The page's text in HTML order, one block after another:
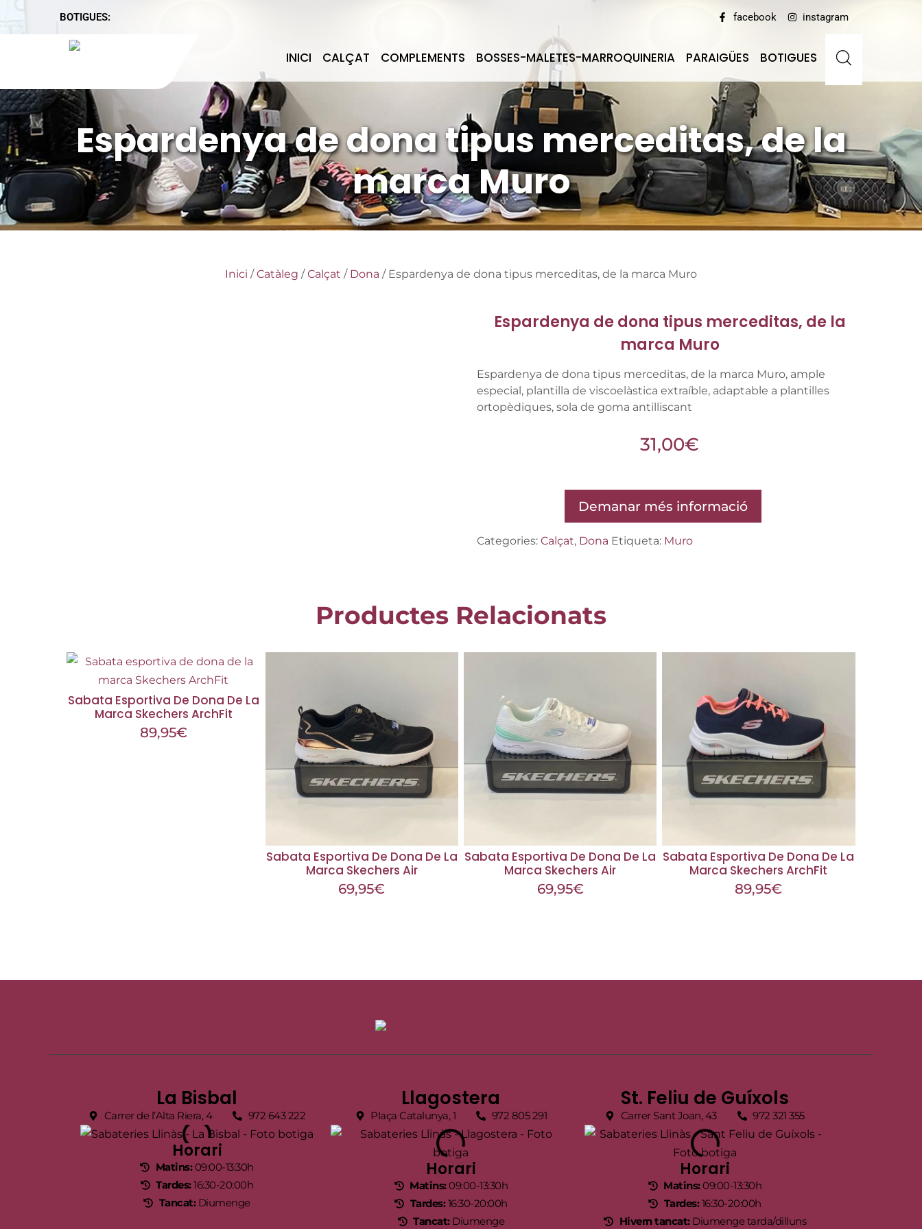
BOTIGUES: facebook instagram
INICI CALÇAT COMPLEMENTS BOSSES-MALETES-MARROQUINERIA PARAIGÜES BOTIGUES
Espardenya de dona tipus merceditas, de la
marca Muro
Inici /Catàleg /Calçat / Dona / Espardenya de dona tipus merceditas, de la marca Muro
Espardenya de dona tipus merceditas, de la
marca Muro
Espardenya de dona tipus merceditas, de la marca Muro, ample
especial, plantilla de viscoelàstica extraíble, adaptable a plantilles
ortopèdiques, sola de goma antilliscant
31,00€
Demanar més informació
Categories:Calçat, Dona Etiqueta: Muro
Productes Relacionats
Sabata Esportiva De Dona De La
Marca Skechers ArchFit
89,95€
Sabata Esportiva De Dona De La
Marca Skechers Air
69,95€
Sabata Esportiva De Dona De La
Marca Skechers Air
69,95€
Sabata Esportiva De Dona De La
Marca Skechers ArchFit
89,95€
La Bisbal
Carrer de l’Alta Riera, 4 972 643 222
Horari
Matins:09:00-13:30h
Tardes:16:30-20:00h
Tancat:Diumenge
Llagostera
Plaça Catalunya, 1 972 805 291
Horari
Matins:09:00-13:30h
Tardes:16:30-20:00h
Tancat:Diumenge
St. Feliu de Guíxols
Carrer Sant Joan, 43 972 321 355
Horari
Matins:09:00-13:30h
Tardes:16:30-20:00h
Hivern tancat:Diumenge tarda/dilluns